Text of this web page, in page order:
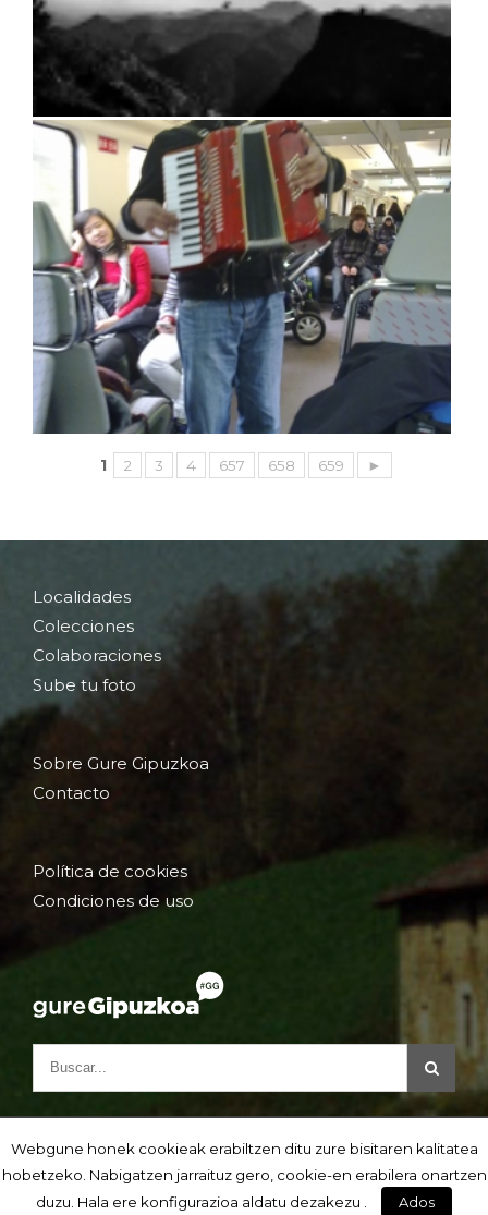
1 2 3 4 657 658 659 ►
Localidades
Colecciones
Colaboraciones
Sube tu foto
Sobre Gure Gipuzkoa
Contacto
Política de cookies
Condiciones de uso
Webgune honek cookieak erabiltzen ditu zure bisitaren kalitatea
hobetzeko. Nabigatzen jarraituz gero, cookie-en erabilera onartzen
duzu. Hala ere konfigurazioa aldatu dezakezu .
Ados